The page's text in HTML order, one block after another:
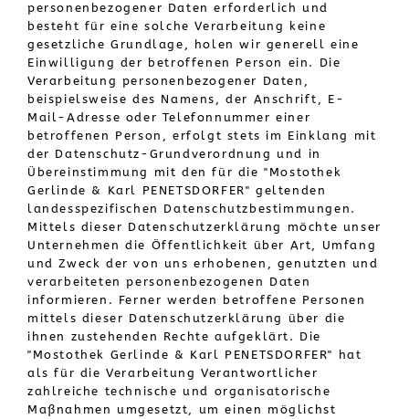
personenbezogener Daten erforderlich und
besteht für eine solche Verarbeitung keine
gesetzliche Grundlage, holen wir generell eine
Einwilligung der betroffenen Person ein. Die
Verarbeitung personenbezogener Daten,
beispielsweise des Namens, der Anschrift, E-
Mail-Adresse oder Telefonnummer einer
betroffenen Person, erfolgt stets im Einklang mit
der Datenschutz-Grundverordnung und in
Übereinstimmung mit den für die "Mostothek
Gerlinde & Karl PENETSDORFER" geltenden
landesspezifischen Datenschutzbestimmungen.
Mittels dieser Datenschutzerklärung möchte unser
Unternehmen die Öffentlichkeit über Art, Umfang
und Zweck der von uns erhobenen, genutzten und
verarbeiteten personenbezogenen Daten
informieren. Ferner werden betroffene Personen
mittels dieser Datenschutzerklärung über die
ihnen zustehenden Rechte aufgeklärt. Die
"Mostothek Gerlinde & Karl PENETSDORFER" hat
als für die Verarbeitung Verantwortlicher
zahlreiche technische und organisatorische
Maßnahmen umgesetzt, um einen möglichst